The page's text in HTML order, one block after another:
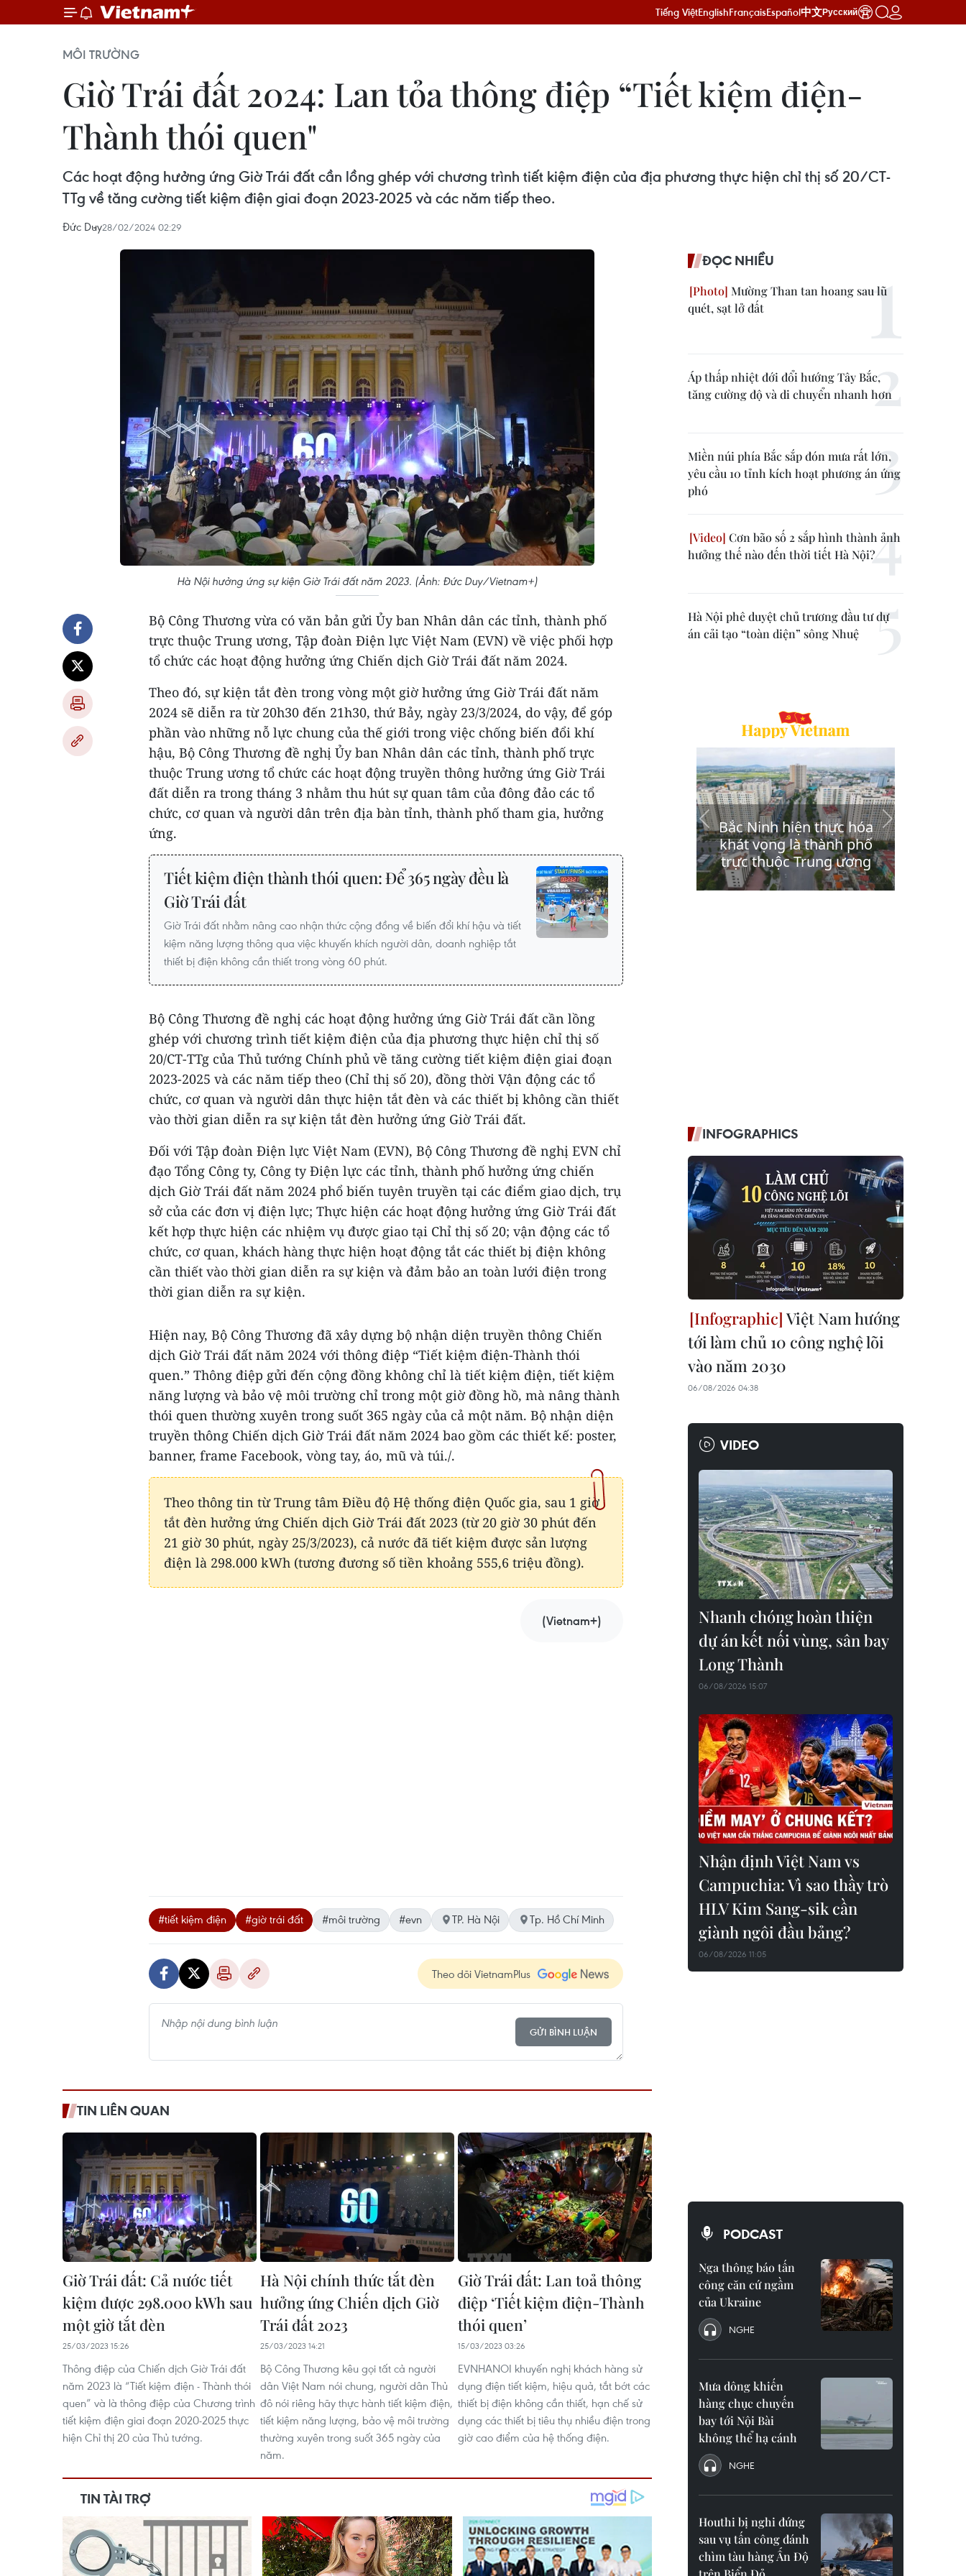
Tiếng ViệtEnglishFrançaisEspañol中文Русский
MÔI TRƯỜNG
Giờ Trái đất 2024: Lan tỏa thông điệp “Tiết kiệm điện-
Thành thói quen"
Các hoạt động hưởng ứng Giờ Trái đất cần lồng ghép với chương trình tiết kiệm điện của địa phương thực hiện chỉ thị số 20/CT-
TTg về tăng cường tiết kiệm điện giai đoạn 2023-2025 và các năm tiếp theo.
Đức Duy28/02/2024 02:29
Hà Nội hưởng ứng sự kiện Giờ Trái đất năm 2023. (Ảnh: Đức Duy/Vietnam+)
Bộ Công Thương vừa có văn bản gửi Ủy ban Nhân dân các tỉnh, thành phố
trực thuộc Trung ương, Tập đoàn Điện lực Việt Nam (EVN) về việc phối hợp
tổ chức các hoạt động hưởng ứng Chiến dịch Giờ Trái đất năm 2024.
Theo đó, sự kiện tắt đèn trong vòng một giờ hưởng ứng Giờ Trái đất năm
2024 sẽ diễn ra từ 20h30 đến 21h30, thứ Bảy, ngày 23/3/2024, do vậy, để góp
phần vào những nỗ lực chung của thế giới trong việc chống biến đổi khí
hậu, Bộ Công Thương đề nghị Ủy ban Nhân dân các tỉnh, thành phố trực
thuộc Trung ương tổ chức các hoạt động truyền thông hưởng ứng Giờ Trái
đất diễn ra trong tháng 3 nhằm thu hút sự quan tâm của đông đảo các tổ
chức, cơ quan và người dân trên địa bàn tỉnh, thành phố tham gia, hưởng
ứng.
Tiết kiệm điện thành thói quen: Để 365 ngày đều là
Giờ Trái đất
Giờ Trái đất nhằm nâng cao nhận thức cộng đồng về biến đổi khí hậu và tiết
kiệm năng lượng thông qua việc khuyến khích người dân, doanh nghiệp tắt
thiết bị điện không cần thiết trong vòng 60 phút.
Bộ Công Thương đề nghị các hoạt động hưởng ứng Giờ Trái đất cần lồng
ghép với chương trình tiết kiệm điện của địa phương thực hiện chỉ thị số
20/CT-TTg của Thủ tướng Chính phủ về tăng cường tiết kiệm điện giai đoạn
2023-2025 và các năm tiếp theo (Chỉ thị số 20), đồng thời Vận động các tổ
chức, cơ quan và người dân thực hiện tắt đèn và các thiết bị không cần thiết
vào thời gian diễn ra sự kiện tắt đèn hưởng ứng Giờ Trái đất.
Đối với Tập đoàn Điện lực Việt Nam (EVN), Bộ Công Thương đề nghị EVN chỉ
đạo Tổng Công ty, Công ty Điện lực các tỉnh, thành phố hưởng ứng chiến
dịch Giờ Trái đất năm 2024 phổ biến tuyên truyền tại các điểm giao dịch, trụ
sở của các đơn vị điện lực; Thực hiện các hoạt động hưởng ứng Giờ Trái đất
kết hợp thực hiện các nhiệm vụ được giao tại Chỉ thị số 20; vận động các tổ
chức, cơ quan, khách hàng thực hiện hoạt động tắt các thiết bị điện không
cần thiết vào thời gian diễn ra sự kiện và đảm bảo an toàn lưới điện trong
thời gian diễn ra sự kiện.
Hiện nay, Bộ Công Thương đã xây dựng bộ nhận diện truyền thông Chiến
dịch Giờ Trái đất năm 2024 với thông điệp “Tiết kiệm điện-Thành thói
quen.” Thông điệp gửi đến cộng đồng không chỉ là tiết kiệm điện, tiết kiệm
năng lượng và bảo vệ môi trường chỉ trong một giờ đồng hồ, mà nâng thành
thói quen thường xuyên trong suốt 365 ngày của cả một năm. Bộ nhận diện
truyền thông Chiến dịch Giờ Trái đất năm 2024 bao gồm các thiết kế: poster,
banner, frame Facebook, vòng tay, áo, mũ và túi./.
Theo thông tin từ Trung tâm Điều độ Hệ thống điện Quốc gia, sau 1 giờ
tắt đèn hưởng ứng Chiến dịch Giờ Trái đất 2023 (từ 20 giờ 30 phút đến
21 giờ 30 phút, ngày 25/3/2023), cả nước đã tiết kiệm được sản lượng
điện là 298.000 kWh (tương đương số tiền khoảng 555,6 triệu đồng).
(Vietnam+)
#tiết kiệm điện #giờ trái đất #môi trường #evn TP. Hà Nội Tp. Hồ Chí Minh
Theo dõi VietnamPlus
GỬI BÌNH LUẬN
TIN LIÊN QUAN
Giờ Trái đất: Cả nước tiết
kiệm được 298.000 kWh sau
một giờ tắt đèn
25/03/2023 15:26
Thông điệp của Chiến dịch Giờ Trái đất
năm 2023 là “Tiết kiệm điện - Thành thói
quen” và là thông điệp của Chương trình
tiết kiệm điện giai đoạn 2020-2025 thực
hiện Chỉ thị 20 của Thủ tướng.
Hà Nội chính thức tắt đèn
hưởng ứng Chiến dịch Giờ
Trái đất 2023
25/03/2023 14:21
Bộ Công Thương kêu gọi tất cả người
dân Việt Nam nói chung, người dân Thủ
đô nói riêng hãy thực hành tiết kiệm điện,
tiết kiệm năng lượng, bảo vệ môi trường
thường xuyên trong suốt 365 ngày của
năm.
Giờ Trái đất: Lan toả thông
điệp ‘Tiết kiệm điện-Thành
thói quen’
15/03/2023 03:26
EVNHANOI khuyến nghị khách hàng sử
dụng điện tiết kiệm, hiệu quả, tắt bớt các
thiết bị điện không cần thiết, hạn chế sử
dụng các thiết bị tiêu thụ nhiều điện trong
giờ cao điểm của hệ thống điện.
ĐỌC NHIỀU
Mường Than tan hoang sau lũ
quét, sạt lở đất
Áp thấp nhiệt đới đổi hướng Tây Bắc,
tăng cường độ và di chuyển nhanh hơn
Miền núi phía Bắc sắp đón mưa rất lớn,
yêu cầu 10 tỉnh kích hoạt phương án ứng
phó
Cơn bão số 2 sắp hình thành ảnh
hưởng thế nào đến thời tiết Hà Nội?
Hà Nội phê duyệt chủ trương đầu tư dự
án cải tạo “toàn diện” sông Nhuệ
INFOGRAPHICS
Việt Nam hướng
tới làm chủ 10 công nghệ lõi
vào năm 2030
06/08/2026 04:38
VIDEO
Nhanh chóng hoàn thiện
dự án kết nối vùng, sân bay
Long Thành
06/08/2026 15:07
Nhận định Việt Nam vs
Campuchia: Vì sao thầy trò
HLV Kim Sang-sik cần
giành ngôi đầu bảng?
06/08/2026 11:05
PODCAST
Nga thông báo tấn
công căn cứ ngầm
của Ukraine
NGHE
Mưa dông khiến
hàng chục chuyến
bay tới Nội Bài
không thể hạ cánh
NGHE
Houthi bị nghi đứng
sau vụ tấn công đánh
chìm tàu hàng Ấn Độ